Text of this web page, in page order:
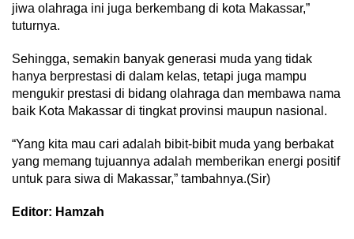
jiwa olahraga ini juga berkembang di kota Makassar,”
tuturnya.
Sehingga, semakin banyak generasi muda yang tidak
hanya berprestasi di dalam kelas, tetapi juga mampu
mengukir prestasi di bidang olahraga dan membawa nama
baik Kota Makassar di tingkat provinsi maupun nasional.
“Yang kita mau cari adalah bibit-bibit muda yang berbakat
yang memang tujuannya adalah memberikan energi positif
untuk para siwa di Makassar,” tambahnya.(Sir)
Editor: Hamzah